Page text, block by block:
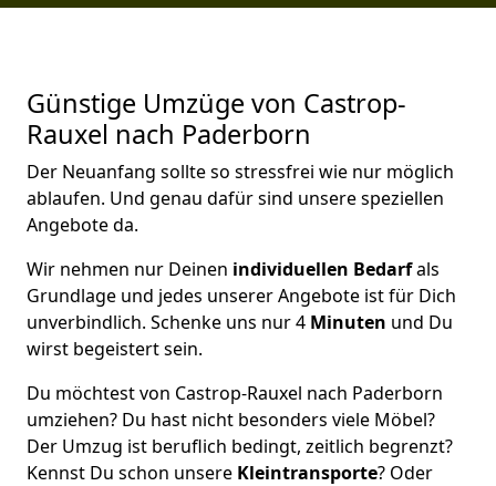
Günstige Umzüge von Castrop-
Rauxel nach Paderborn
Der Neuanfang sollte so stressfrei wie nur möglich
ablaufen. Und genau dafür sind unsere speziellen
Angebote da.
Wir nehmen nur Deinen individuellen Bedarfals
Grundlage und jedes unserer Angebote ist für Dich
unverbindlich. Schenke uns nur 4 Minuten und Du
wirst begeistert sein.
Du möchtest von Castrop-Rauxel nach Paderborn
umziehen? Du hast nicht besonders viele Möbel?
Der Umzug ist beruflich bedingt, zeitlich begrenzt?
Kennst Du schon unsere Kleintransporte? Oder